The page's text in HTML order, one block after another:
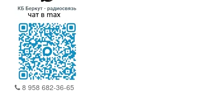
8 958 682-36-65